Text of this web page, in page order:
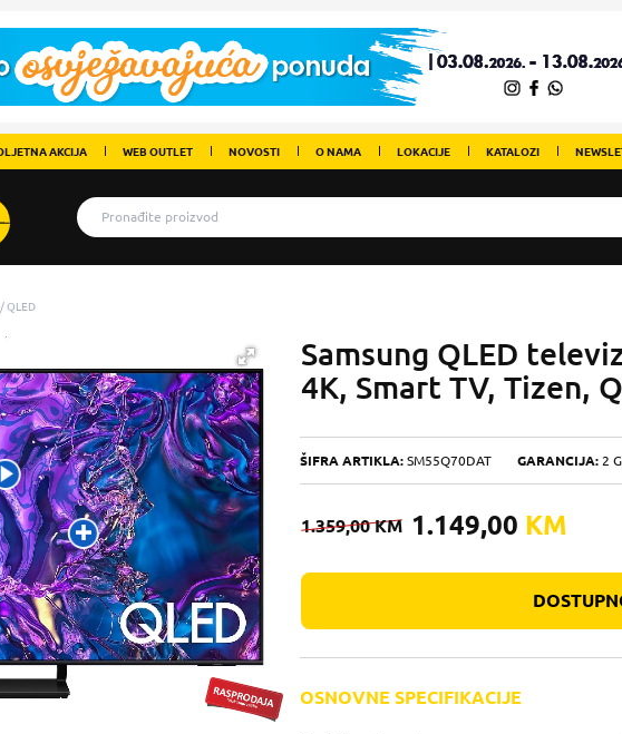
AKCIJA WEB OUTLET NOVOSTI O NAMA LOKACIJE KATALOZI
QLED
Samsung QLED
4K, Smart TV, Tizen,
ŠIFRA ARTIKLA: SM55Q70DAT GARANCIJA: 2
1.359,00KM 1.149,00 KM
OSNOVNE SPECIFIKACIJE